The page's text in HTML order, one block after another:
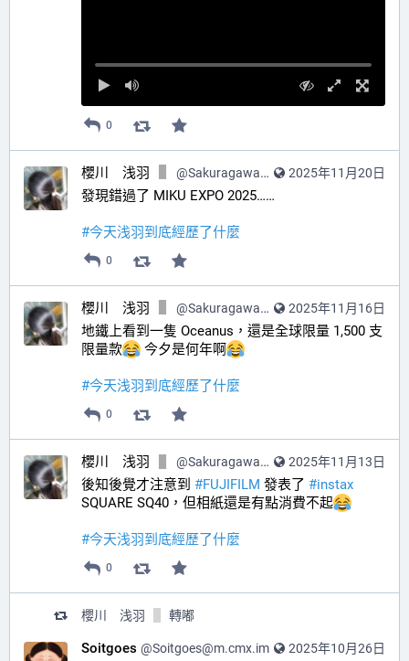
0
2025年11月20日
櫻川 浅羽 @SakuragawaAsaba@hub.sakuragawa.moe
發現錯過了 MIKU EXPO 2025……
#今天浅羽到底經歷了什麼
0
2025年11月16日
櫻川 浅羽 @SakuragawaAsaba@hub.sakuragawa.moe
地鐵上看到一隻 Oceanus，還是全球限量 1,500 支
限量款
今夕是何年啊
#今天浅羽到底經歷了什麼
0
2025年11月13日
櫻川 浅羽 @SakuragawaAsaba@hub.sakuragawa.moe
後知後覺才注意到 #FUJIFILM 發表了 #instax
SQUARE SQ40，但相紙還是有點消費不起
#今天浅羽到底經歷了什麼
0
櫻川 浅羽 轉嘟
2025年10月26日
Soitgoes @Soitgoes@m.cmx.im